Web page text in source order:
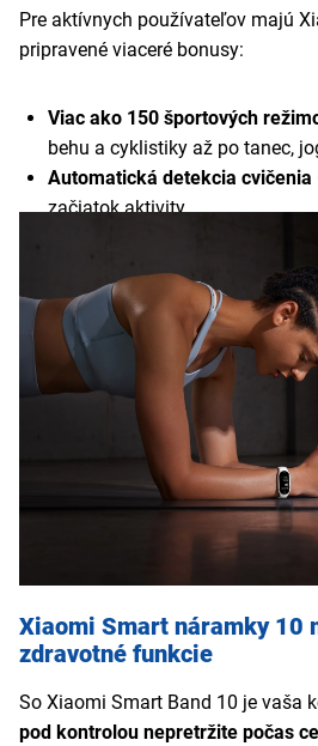
Pre aktívnych používateľov majú
pripravené viaceré bonusy:
Viac ako 150 športových
behu a cyklistiky až po tanec,
Automatická detekcia cvičenia
začiatok aktivity.
ideálne na vonkajšie športové
Body vitality
– získajte odmeny
sledujte svoj pokrok priamo v
Xiaomi Smart náramky 10
zdravotné funkcie
So Xiaomi Smart Band 10 je vaša
pod kontrolou nepretržite počas